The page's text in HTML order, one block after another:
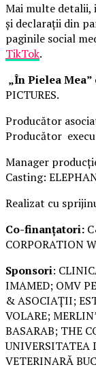
Mai multe detalii,
și declarații din
paginile social
TikTok.
„În Pielea Mea”
PICTURES.
Producător
Producător
Manager
Casting:
Realizat cu
Co-finanțatori:
CORPORATION
Sponsori:
IMAMED; OMV
& ASOCIAȚII;
VOLARE;
BASARAB; THE
UNIVERSITATEA
VETERINARĂ